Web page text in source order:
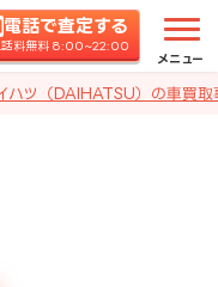
電話で査定する
話料無料 8:00~22:00
メニュー
ハツ（DAIHATSU）の車買